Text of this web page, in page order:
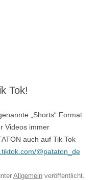
Tok!
„Shorts“ Format
Videos immer
auch auf Tik Tok
@pataton_de
Allgemein veröffentlicht.